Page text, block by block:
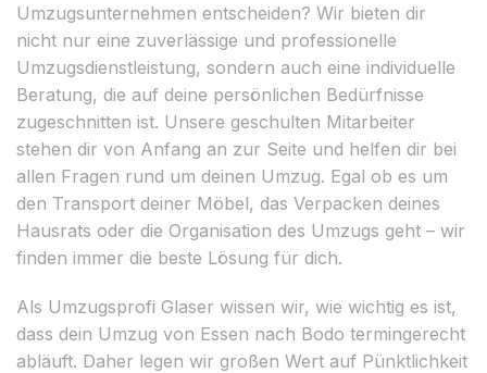
Umzugsunternehmen entscheiden? Wir bieten dir
nicht nur eine zuverlässige und professionelle
Umzugsdienstleistung, sondern auch eine individuelle
Beratung, die auf deine persönlichen Bedürfnisse
zugeschnitten ist. Unsere geschulten Mitarbeiter
stehen dir von Anfang an zur Seite und helfen dir bei
allen Fragen rund um deinen Umzug. Egal ob es um
den Transport deiner Möbel, das Verpacken deines
Hausrats oder die Organisation des Umzugs geht – wir
finden immer die beste Lösung für dich.
Als Umzugsprofi Glaser wissen wir, wie wichtig es ist,
dass dein Umzug von Essen nach Bodo termingerecht
abläuft. Daher legen wir großen Wert auf Pünktlichkeit